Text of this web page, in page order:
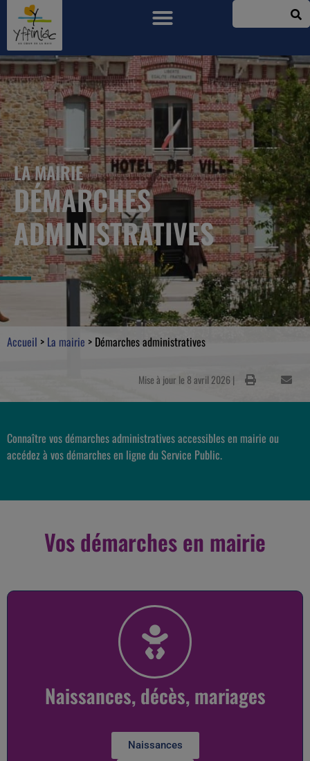
LA MAIRIE
DÉMARCHES
ADMINISTRATIVES
Accueil > La mairie > Démarches administratives
Mise à jour le 8 avril 2026 |
Connaître vos démarches administratives accessibles en mairie ou
accédez à vos démarches en ligne du Service Public.
Vos démarches en mairie
Naissances, décès, mariages
Naissances